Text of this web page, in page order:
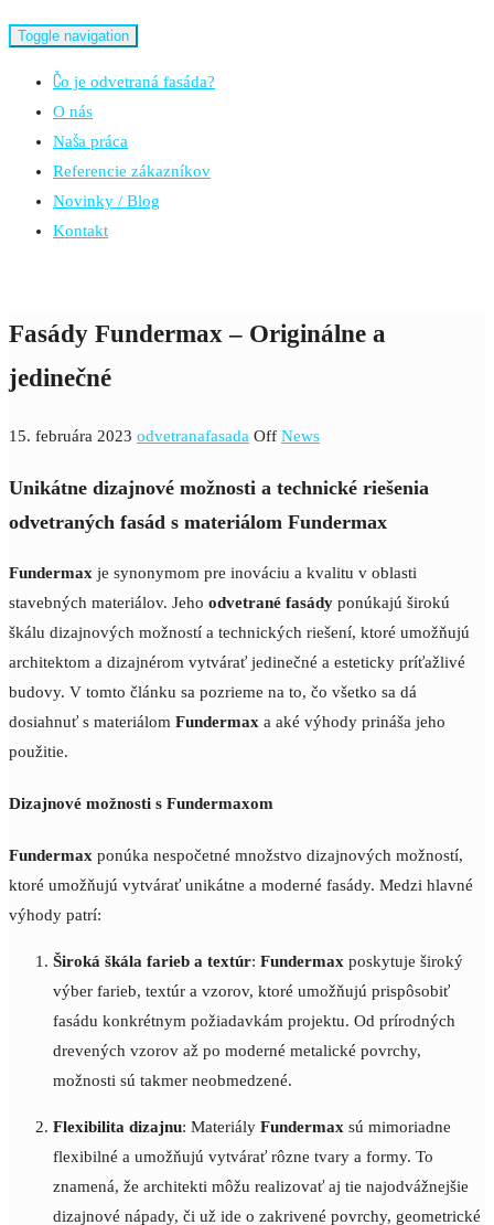
Toggle navigation
Čo je odvetraná fasáda?
O nás
Naša práca
Referencie zákazníkov
Novinky / Blog
Kontakt
Fasády Fundermax – Originálne a
jedinečné
15. februára 2023 odvetranafasada Off News
Unikátne dizajnové možnosti a technické riešenia
odvetraných fasád s materiálom Fundermax
Fundermax je synonymom pre inováciu a kvalitu v oblasti
stavebných materiálov. Jeho odvetrané fasády ponúkajú širokú
škálu dizajnových možností a technických riešení, ktoré umožňujú
architektom a dizajnérom vytvárať jedinečné a esteticky príťažlivé
budovy. V tomto článku sa pozrieme na to, čo všetko sa dá
dosiahnuť s materiálom Fundermax a aké výhody prináša jeho
použitie.
Dizajnové možnosti s Fundermaxom
Fundermax ponúka nespočetné množstvo dizajnových možností,
ktoré umožňujú vytvárať unikátne a moderné fasády. Medzi hlavné
výhody patrí:
Široká škála farieb a textúr: Fundermax poskytuje široký
výber farieb, textúr a vzorov, ktoré umožňujú prispôsobiť
fasádu konkrétnym požiadavkám projektu. Od prírodných
drevených vzorov až po moderné metalické povrchy,
možnosti sú takmer neobmedzené.
Flexibilita dizajnu: Materiály Fundermax sú mimoriadne
flexibilné a umožňujú vytvárať rôzne tvary a formy. To
znamená, že architekti môžu realizovať aj tie najodvážnejšie
dizajnové nápady, či už ide o zakrivené povrchy, geometrické